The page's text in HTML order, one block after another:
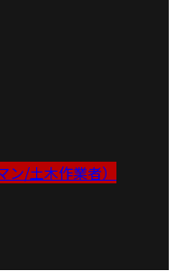
/土木作業者）